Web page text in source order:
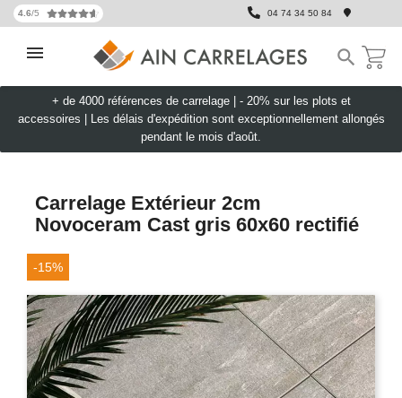
4.6/5 04 74 34 50 84

+ de 4000 références de carrelage | - 20% sur les plots et
accessoires
Les délais d'expédition sont exceptionnellement allongés
pendant le mois d'août.
Carrelage Extérieur 2cm
Novoceram Cast gris 60x60 rectifié
-15%